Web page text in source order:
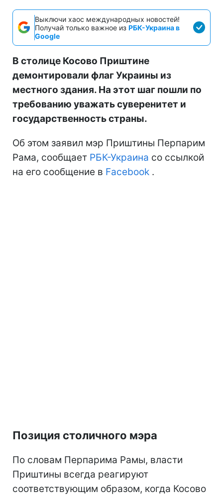
Выключи хаос международных новостей!
Получай только важное из РБК-Украина в
Google
В столице Косово Приштине
демонтировали флаг Украины из
местного здания. На этот шаг пошли по
требованию уважать суверенитет и
государственность страны.
Об этом заявил мэр Приштины Перпарим
Рама, сообщает РБК-Украина со ссылкой
на его сообщение в Facebook .
Позиция столичного мэра
По словам Перпарима Рамы, власти
Приштины всегда реагируют
соответствующим образом, когда Косово